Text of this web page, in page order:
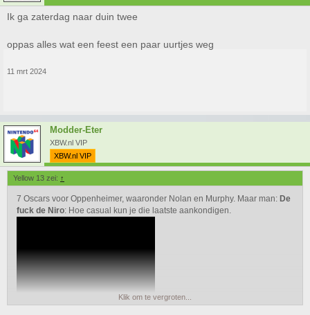
Ik ga zaterdag naar duin twee
oppas alles wat een feest een paar uurtjes weg
11 mrt 2024
Modder-Eter
XBW.nl VIP
XBW.nl VIP
Yellow 13 zei: ↑
7 Oscars voor Oppenheimer, waaronder Nolan en Murphy. Maar man: De
fuck de Niro: Hoe casual kun je die laatste aankondigen.
Klik om te vergroten...